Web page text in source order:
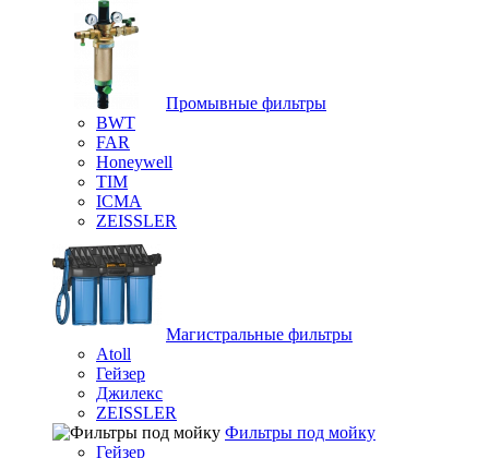
Промывные фильтры
BWT
FAR
Honeywell
TIM
ICMA
ZEISSLER
Магистральные фильтры
Atoll
Гейзер
Джилекс
ZEISSLER
Фильтры под мойку
Гейзер